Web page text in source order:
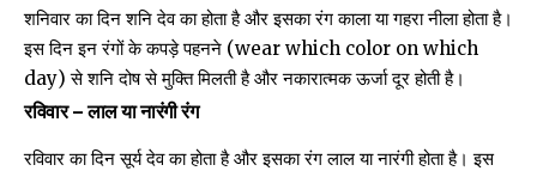
शनिवार का दिन शनि देव का होता है और इसका रंग काला या गहरा नीला होता है।
इस दिन इन रंगों के कपड़े पहनने (wear which color on which
day) से शनि दोष से मुक्ति मिलती है और नकारात्मक ऊर्जा दूर होती है।
रविवार – लाल या नारंगी रंग
रविवार का दिन सूर्य देव का होता है और इसका रंग लाल या नारंगी होता है। इस